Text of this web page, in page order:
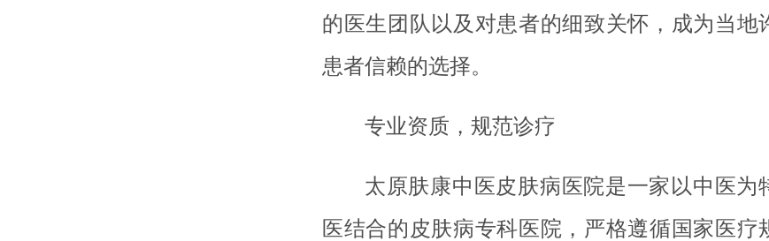
的医生团队以及对患者的细致关怀，成为当地
患者信赖的选择。
专业资质，规范诊疗
太原肤康中医皮肤病医院是一家以中医为
医结合的皮肤病专科医院，严格遵循国家医疗